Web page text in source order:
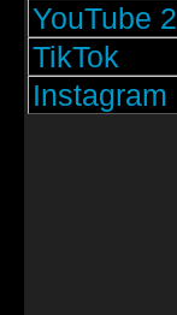
YouTube 2
TikTok
Instagram